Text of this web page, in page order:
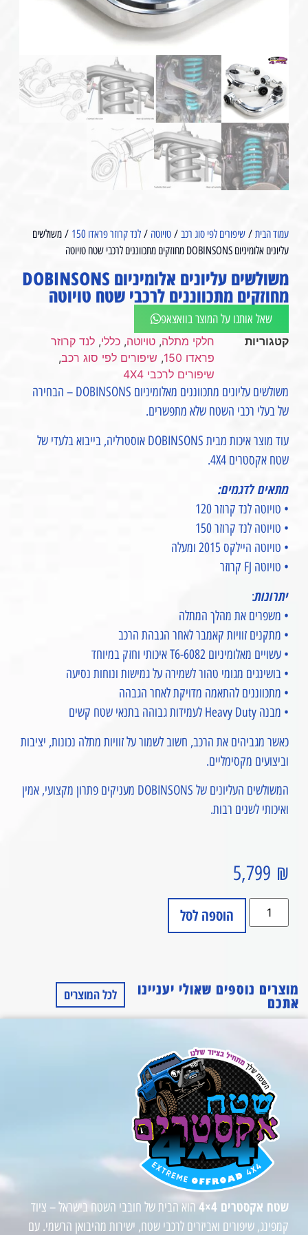
עמוד הבית/ שיפורים לפי סוג רכב/ טויוטה / לנד קרוזר פראדו 150
/ משולשים
עליונים אלומיניום DOBINSONS מחוזקים מתכווננים לרכבי שטח טויוטה
משולשים עליונים אלומיניום DOBINSONS
מחוזקים מתכווננים לרכבי שטח טויוטה
שאל אותנו על המוצר בוואצאפ
קטגוריות חלקי מתלה, טויוטה, כללי, לנד קרוזר
פראדו 150
, שיפורים לפי סוג רכב,
שיפורים לרכבי 4X4
משולשים עליונים מתכווננים מאלומיניום DOBINSONS – הבחירה
של בעלי רכבי השטח שלא מתפשרים.
עוד מוצר איכות מבית DOBINSONS אוסטרליה, בייבוא בלעדי של
שטח אקסטרים 4X4.
מתאים לדגמים:
• טויוטה לנד קרוזר 120
• טויוטה לנד קרוזר 150
• טויוטה היילקס 2015 ומעלה
• טויוטה FJ קרוזר
יתרונות:
• משפרים את מהלך המתלה
• מתקנים זוויות קאמבר לאחר הגבהת הרכב
• עשויים מאלומיניום 6082-T6 איכותי וחזק במיוחד
• בושינגים מגומי טהור לשמירה על גמישות ונוחות נסיעה
• מתכווננים להתאמה מדויקת לאחר הגבהה
• מבנה Heavy Duty לעמידות גבוהה בתנאי שטח קשים
כאשר מגביהים את הרכב, חשוב לשמור על זוויות מתלה נכונות, יציבות
וביצועים מקסימליים.
המשולשים העליונים של DOBINSONS מעניקים פתרון מקצועי, אמין
ואיכותי לשנים רבות.
5,799 ₪
הוספה לסל
מוצרים נוספים שאולי יעניינו
אתכם לכל המוצרים
שטח אקסטרים 4×4
הוא הבית של חובבי השטח בישראל – ציוד
קמפינג, שיפורים ואביזרים לרכבי שטח, ישירות מהיבואן הרשמי. עם